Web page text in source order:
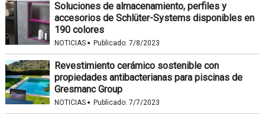
Soluciones de almacenamiento, perfiles y
accesorios de Schlüter-Systems disponibles en
190 colores
NOTICIAS · Publicado: 7/8/2023
Revestimiento cerámico sostenible con
propiedades antibacterianas para piscinas de
Gresmanc Group
NOTICIAS · Publicado: 7/7/2023